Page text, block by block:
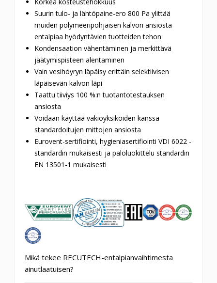
Suurin tulo- ja lähtöpaine-ero 800 Pa ylittää
muiden polymeeripohjaisen kalvon ansiosta
entalpiaa hyödyntävien tuotteiden tehon
Kondensaation vähentäminen ja merkittävä
jäätymispisteen alentaminen
Vain vesihöyryn läpäisy erittäin selektiivisen
läpäisevän kalvon läpi
Taattu tiiviys 100 %:n tuotantotestauksen
ansiosta
Voidaan käyttää vakioyksiköiden kanssa
standardoitujen mittojen ansiosta
Eurovent-sertifiointi, hygieniasertifiointi VDI 6022 -
standardin mukaisesti ja paloluokittelu standardin
EN 13501-1 mukaisesti
Mikä tekee RECUTECH-entalpianvaihtimesta
ainutlaatuisen?